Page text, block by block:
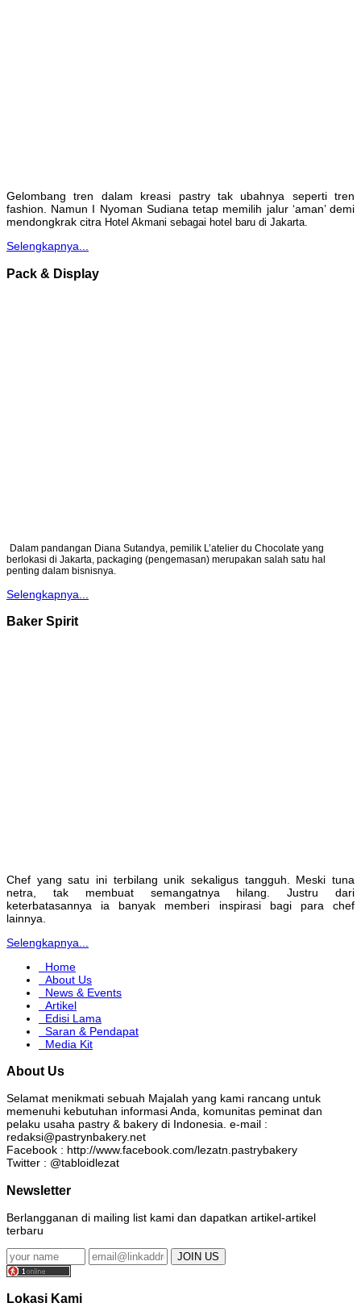
Gelombang tren dalam kreasi pastry tak ubahnya seperti tren
fashion. Namun I Nyoman Sudiana tetap memilih jalur ‘aman’ demi
mendongkrak citra Hotel Akmani sebagai hotel baru di Jakarta.
Selengkapnya...
Pack & Display
Dalam pandangan Diana Sutandya, pemilik L’atelier du Chocolate yang
berlokasi di Jakarta, packaging (pengemasan) merupakan salah satu hal
penting dalam bisnisnya.
Selengkapnya...
Baker Spirit
Chef yang satu ini terbilang unik sekaligus tangguh. Meski tuna
netra, tak membuat semangatnya hilang. Justru dari
keterbatasannya ia banyak memberi inspirasi bagi para chef
lainnya.
Selengkapnya...
Home
About Us
News & Events
Artikel
Edisi Lama
Saran & Pendapat
Media Kit
About Us
Selamat menikmati sebuah Majalah yang kami rancang untuk
memenuhi kebutuhan informasi Anda, komunitas peminat dan
pelaku usaha pastry & bakery di Indonesia. e-mail :
redaksi@pastrynbakery.net
Facebook : http://www.facebook.com/lezatn.pastrybakery
Twitter : @tabloidlezat
Newsletter
Berlangganan di mailing list kami dan dapatkan artikel-artikel
terbaru
Lokasi Kami